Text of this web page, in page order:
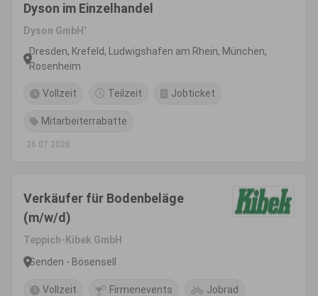
Dyson im Einzelhandel
Dyson GmbH'
Dresden, Krefeld, Ludwigshafen am Rhein, München,
Rosenheim
Vollzeit Teilzeit Jobticket
Mitarbeiterrabatte
26.07.2026
Verkäufer für Bodenbeläge
(m/w/d)
Teppich-Kibek GmbH
Senden - Bösensell
Vollzeit Firmenevents Jobrad